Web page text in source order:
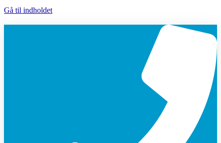
Gå til indholdet